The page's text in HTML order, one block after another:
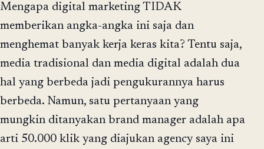
Mengapa digital marketing TIDAK
memberikan angka-angka ini saja dan
menghemat banyak kerja keras kita? Tentu saja,
media tradisional dan media digital adalah dua
hal yang berbeda jadi pengukurannya harus
berbeda. Namun, satu pertanyaan yang
mungkin ditanyakan brand manager adalah apa
arti 50.000 klik yang diajukan agency saya ini